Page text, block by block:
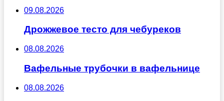
09.08.2026
Дрожжевое тесто для чебуреков
08.08.2026
Вафельные трубочки в вафельнице
08.08.2026